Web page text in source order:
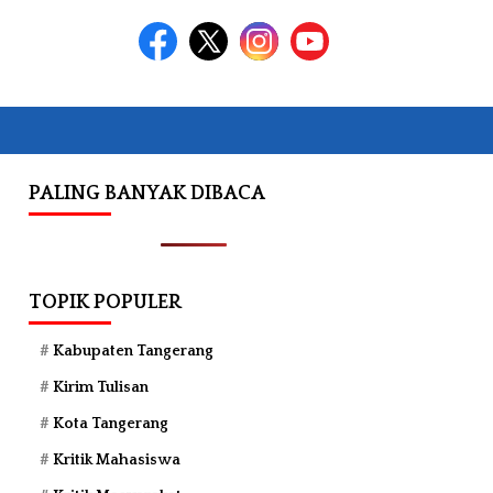
PALING BANYAK DIBACA
TOPIK POPULER
Kabupaten Tangerang
Kirim Tulisan
Kota Tangerang
Kritik Mahasiswa